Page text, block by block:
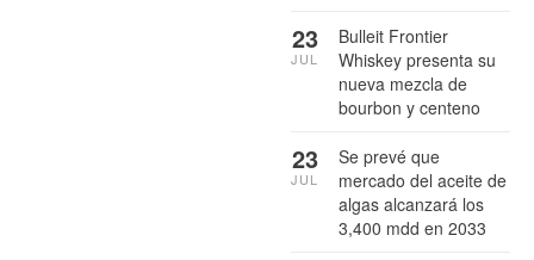
Bulleit Frontier
Whiskey presenta su
nueva mezcla de
bourbon y centeno
23
JUL
Se prevé que
mercado del aceite de
algas alcanzará los
3,400 mdd en 2033
23
JUL